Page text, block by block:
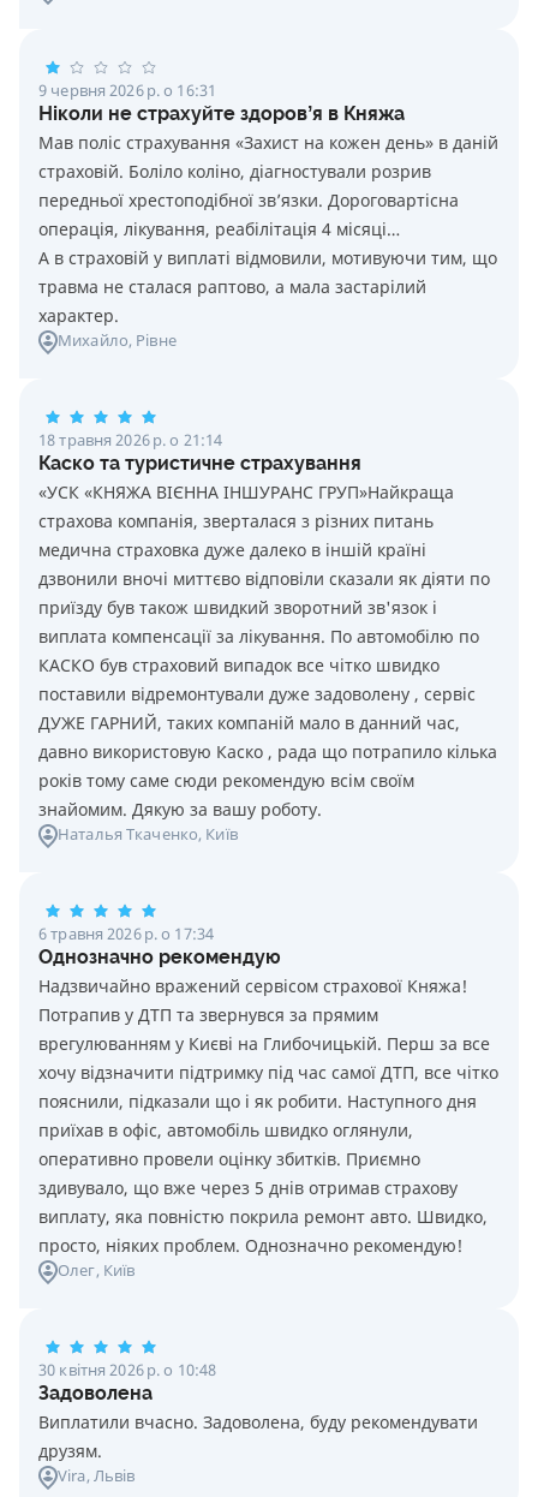
9 червня 2026 р. о 16:31
Ніколи не страхуйте здоровʼя в Княжа
Мав поліс страхування «Захист на кожен день» в даній
страховій. Боліло коліно, діагностували розрив
передньої хрестоподібної звʼязки. Дороговартісна
операція, лікування, реабілітація 4 місяці…
А в страховій у виплаті відмовили, мотивуючи тим, що
травма не сталася раптово, а мала застарілий
характер.
Михайло, Рівне
18 травня 2026 р. о 21:14
Каско та туристичне страхування
«УСК «КНЯЖА ВІЄННА ІНШУРАНС ГРУП»Найкраща
страхова компанія, зверталася з різних питань
медична страховка дуже далеко в іншій країні
дзвонили вночі миттєво відповіли сказали як діяти по
приїзду був також швидкий зворотний зв'язок і
виплата компенсації за лікування. По автомобілю по
КАСКО був страховий випадок все чітко швидко
поставили відремонтували дуже задоволену , сервіс
ДУЖЕ ГАРНИЙ, таких компаній мало в данний час,
давно використовую Каско , рада що потрапило кілька
років тому саме сюди рекомендую всім своїм
знайомим. Дякую за вашу роботу.
Наталья Ткаченко, Київ
6 травня 2026 р. о 17:34
Однозначно рекомендую
Надзвичайно вражений сервісом страхової Княжа!
Потрапив у ДТП та звернувся за прямим
врегулюванням у Києві на Глибочицькій. Перш за все
хочу відзначити підтримку під час самої ДТП, все чітко
пояснили, підказали що і як робити. Наступного дня
приїхав в офіс, автомобіль швидко оглянули,
оперативно провели оцінку збитків. Приємно
здивувало, що вже через 5 днів отримав страхову
виплату, яка повністю покрила ремонт авто. Швидко,
просто, ніяких проблем. Однозначно рекомендую!
Олег, Київ
30 квітня 2026 р. о 10:48
Задоволена
Виплатили вчасно. Задоволена, буду рекомендувати
друзям.
Vira, Львів